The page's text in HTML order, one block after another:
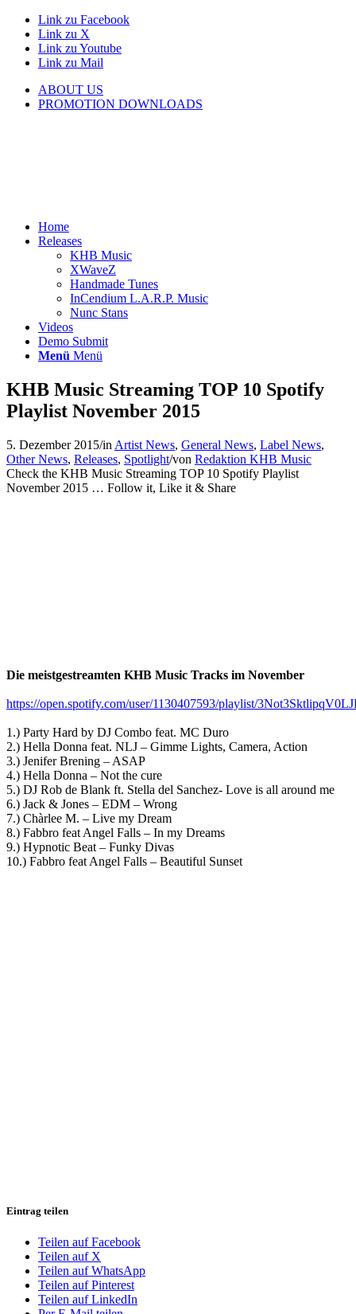
Link zu Facebook
Link zu X
Link zu Youtube
Link zu Mail
ABOUT US
PROMOTION DOWNLOADS
Home
Releases
KHB Music
XWaveZ
Handmade Tunes
InCendium L.A.R.P. Music
Nunc Stans
Videos
Demo Submit
Menü Menü
KHB Music Streaming TOP 10 Spotify
Playlist November 2015
5. Dezember 2015/in Artist News, General News, Label News,
Other News, Releases, Spotlight/von Redaktion KHB Music
Check the KHB Music Streaming TOP 10 Spotify Playlist
November 2015 … Follow it, Like it & Share
Die meistgestreamten KHB Music Tracks im November
https://open.spotify.com/user/1130407593/playlist/
1.) Party Hard by DJ Combo feat. MC Duro
2.) Hella Donna feat. NLJ – Gimme Lights, Camera, Action
3.) Jenifer Brening – ASAP
4.) Hella Donna – Not the cure
5.) DJ Rob de Blank ft. Stella del Sanchez- Love is all around me
6.) Jack & Jones – EDM – Wrong
7.) Chàrlee M. – Live my Dream
8.) Fabbro feat Angel Falls – In my Dreams
9.) Hypnotic Beat – Funky Divas
10.) Fabbro feat Angel Falls – Beautiful Sunset
Eintrag teilen
Teilen auf Facebook
Teilen auf X
Teilen auf WhatsApp
Teilen auf Pinterest
Teilen auf LinkedIn